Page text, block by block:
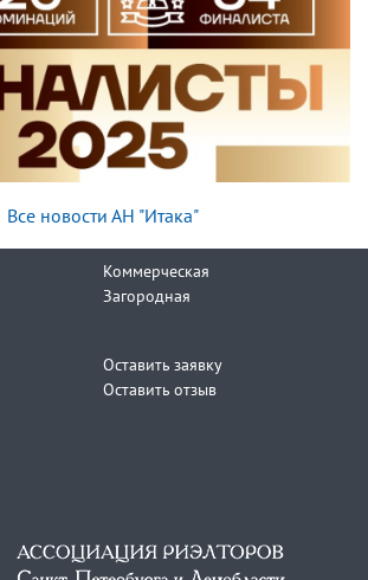
Все новости АН "Итака"
Коммерческая
Загородная
Оставить заявку
Оставить отзыв